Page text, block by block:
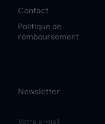
Contact
Politique de
remboursement
Newsletter